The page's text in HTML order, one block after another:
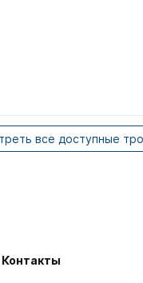
все доступные
Контакты